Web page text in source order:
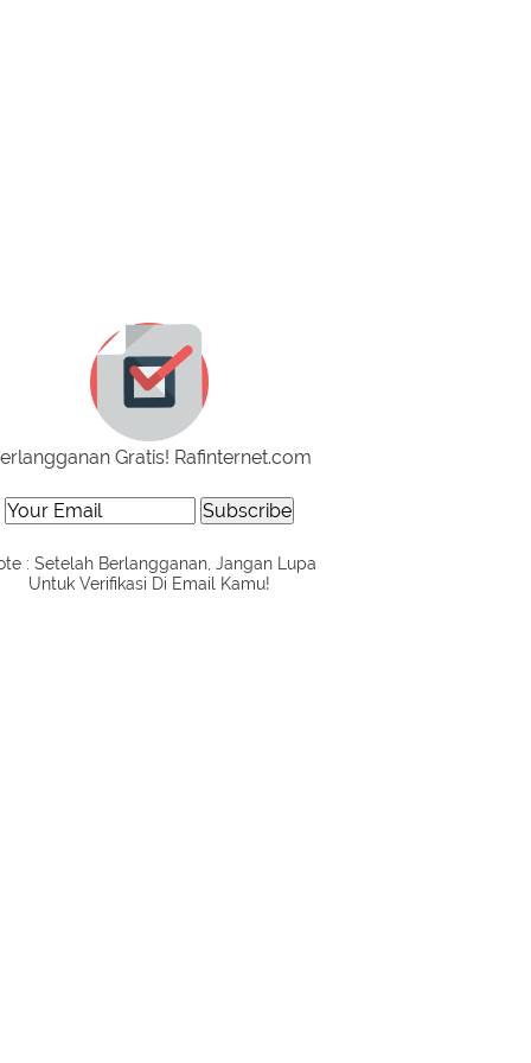
Gratis! Rafinternet.com
: Setelah Berlangganan, Jangan Lupa
Untuk Verifikasi Di Email Kamu!